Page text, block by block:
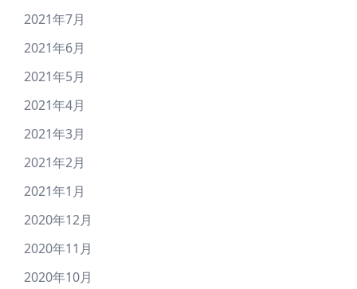
2021年7月
2021年6月
2021年5月
2021年4月
2021年3月
2021年2月
2021年1月
2020年12月
2020年11月
2020年10月